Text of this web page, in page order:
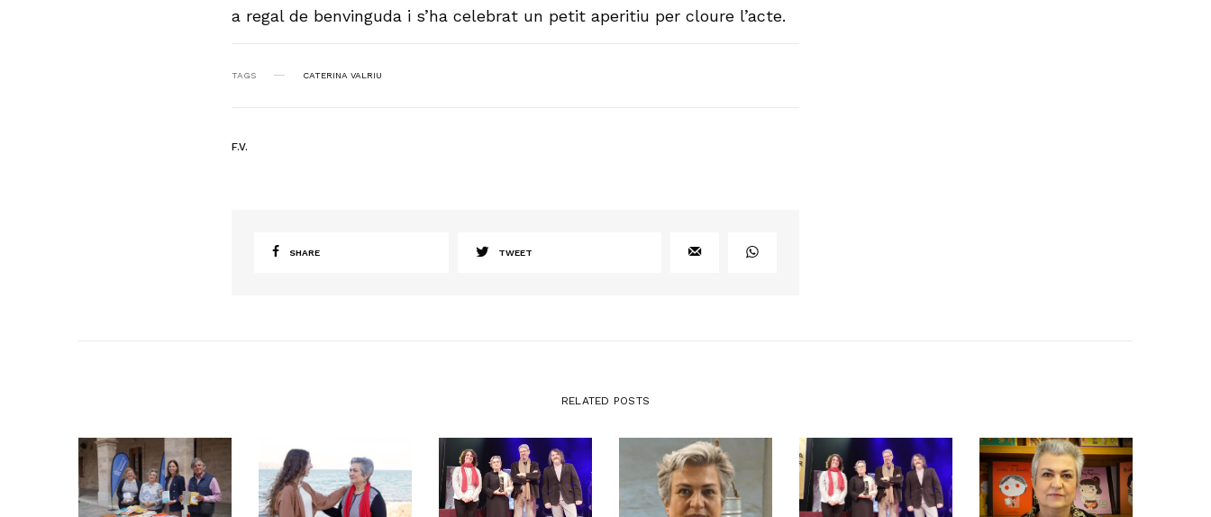
a regal de benvinguda i s’ha celebrat un petit aperitiu per cloure l’acte.
TAGS CATERINA VALRIU
F.V.
SHARE TWEET
RELATED POSTS